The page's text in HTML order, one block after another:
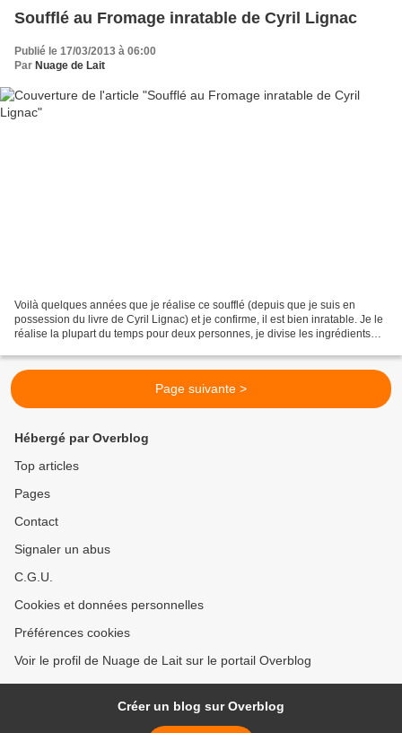
Soufflé au Fromage inratable de Cyril Lignac
Publié le 17/03/2013 à 06:00
Par Nuage de Lait
Voilà quelques années que je réalise ce soufflé (depuis que je suis en
possession du livre de Cyril Lignac) et je confirme, il est bien inratable. Je le
réalise la plupart du temps pour deux personnes, je divise les ingrédients
Page suivante >
Hébergé par Overblog
Top articles
Pages
Contact
Signaler un abus
C.G.U.
Cookies et données personnelles
Préférences cookies
Voir le profil de Nuage de Lait sur le portail Overblog
Créer un blog sur Overblog